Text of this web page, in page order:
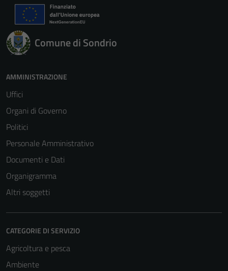
Comune di Sondrio
AMMINISTRAZIONE
Uffici
Organi di Governo
Politici
Personale Amministrativo
Documenti e Dati
Organigramma
Altri soggetti
CATEGORIE DI SERVIZIO
Agricoltura e pesca
Ambiente